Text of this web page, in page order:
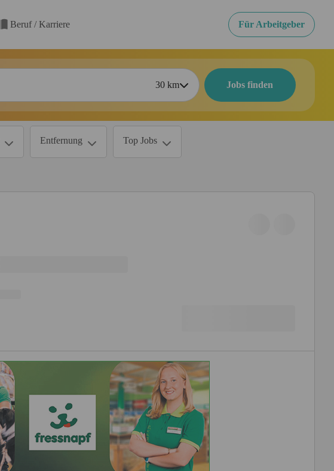
Beruf / Karriere Für Arbeitgeber
30km Jobs finden
Entfernung Top Jobs